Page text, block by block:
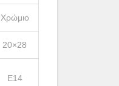
Χρώμιο
20×28
Ε14